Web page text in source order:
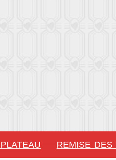
!!!!!!!! REMISE DES